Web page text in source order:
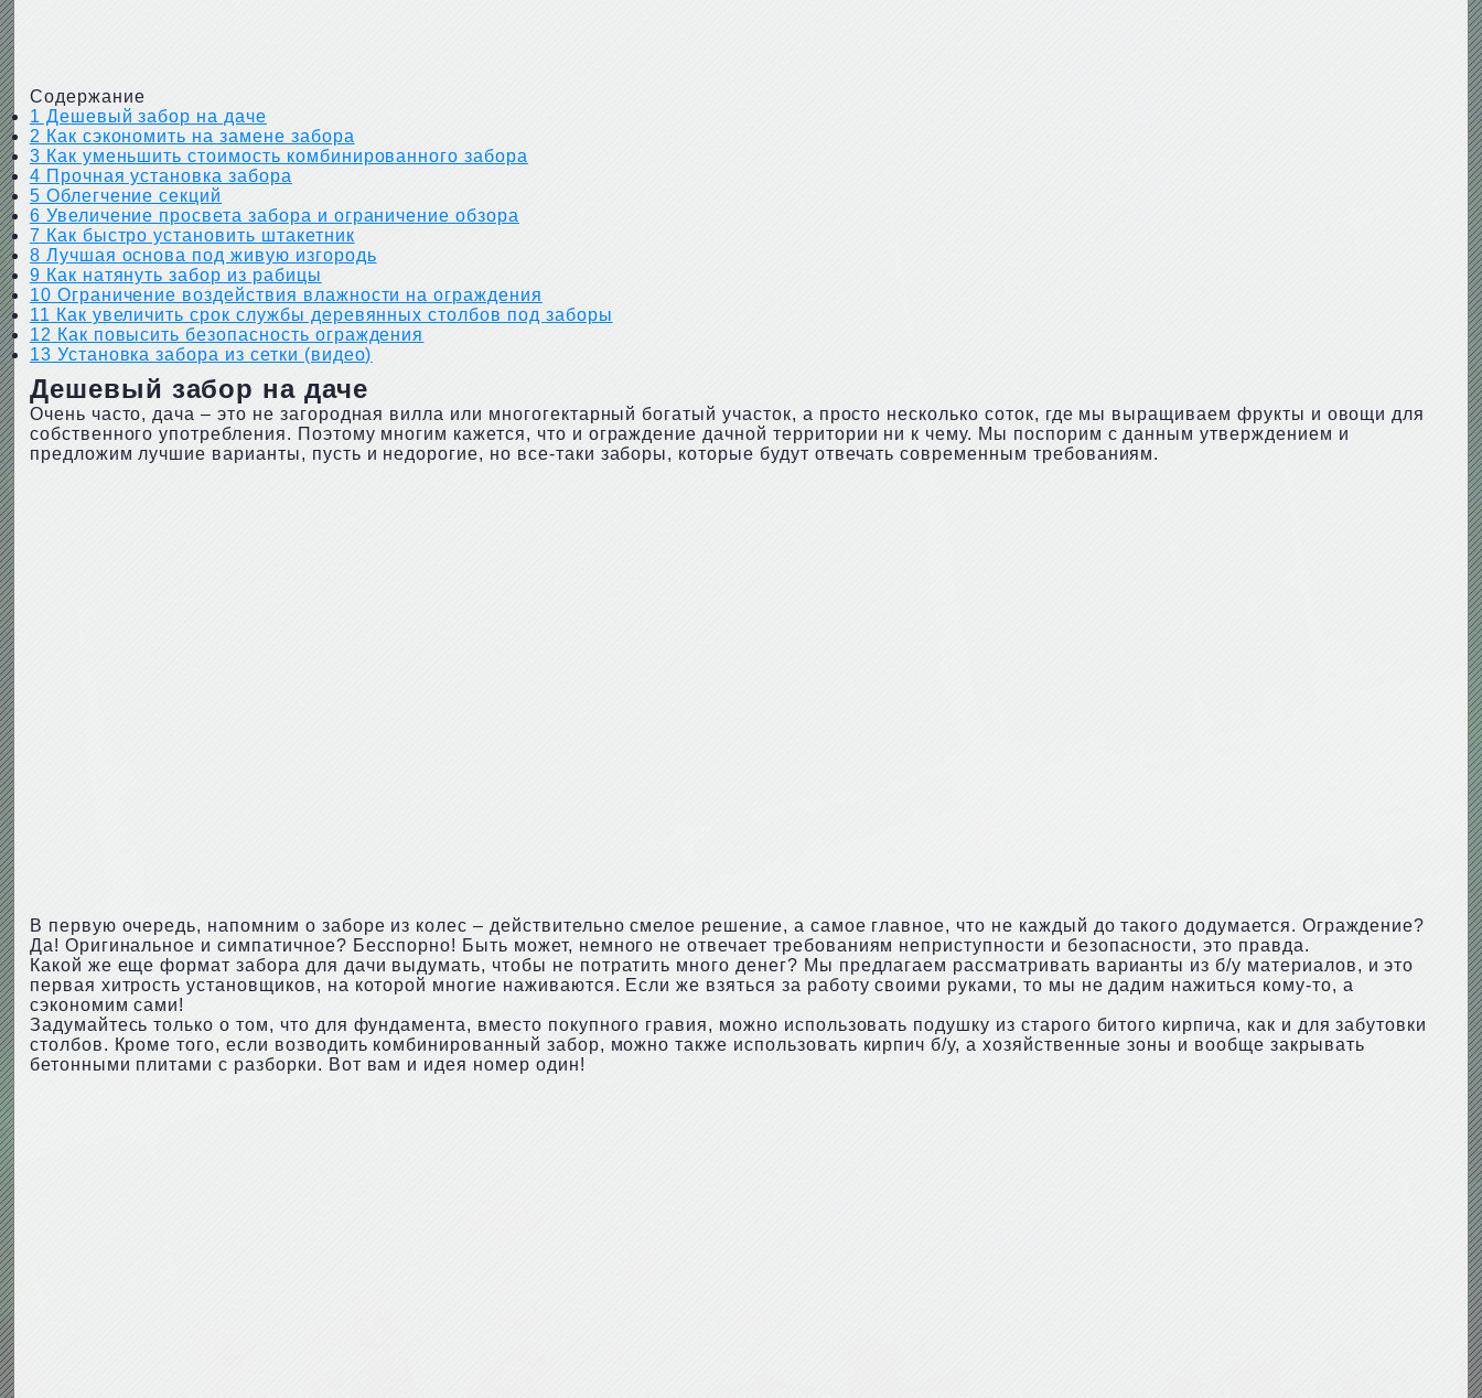
Содержание
1 Дешевый забор на даче
2 Как сэкономить на замене забора
3 Как уменьшить стоимость комбинированного забора
4 Прочная установка забора
5 Облегчение секций
6 Увеличение просвета забора и ограничение обзора
7 Как быстро установить штакетник
8 Лучшая основа под живую изгородь
9 Как натянуть забор из рабицы
10 Ограничение воздействия влажности на ограждения
11 Как увеличить срок службы деревянных столбов под заборы
12 Как повысить безопасность ограждения
13 Установка забора из сетки (видео)
Дешевый забор на даче
Очень часто, дача – это не загородная вилла или многогектарный богатый участок, а просто несколько соток, где мы выращиваем фрукты и овощи для
собственного употребления. Поэтому многим кажется, что и ограждение дачной территории ни к чему. Мы поспорим с данным утверждением и
предложим лучшие варианты, пусть и недорогие, но все-таки заборы, которые будут отвечать современным требованиям.
В первую очередь, напомним о заборе из колес – действительно смелое решение, а самое главное, что не каждый до такого додумается. Ограждение?
Да! Оригинальное и симпатичное? Бесспорно! Быть может, немного не отвечает требованиям неприступности и безопасности, это правда.
Какой же еще формат забора для дачи выдумать, чтобы не потратить много денег? Мы предлагаем рассматривать варианты из б/у материалов, и это
первая хитрость установщиков, на которой многие наживаются. Если же взяться за работу своими руками, то мы не дадим нажиться кому-то, а
сэкономим сами!
Задумайтесь только о том, что для фундамента, вместо покупного гравия, можно использовать подушку из старого битого кирпича, как и для забутовки
столбов. Кроме того, если возводить комбинированный забор, можно также использовать кирпич б/у, а хозяйственные зоны и вообще закрывать
бетонными плитами с разборки. Вот вам и идея номер один!